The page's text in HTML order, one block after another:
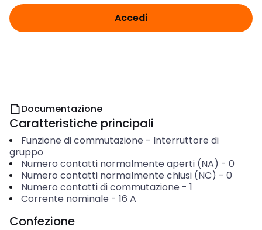
Accedi
Documentazione
Caratteristiche principali
Funzione di commutazione - Interruttore di
gruppo
Numero contatti normalmente aperti (NA) - 0
Numero contatti normalmente chiusi (NC) - 0
Numero contatti di commutazione - 1
Corrente nominale - 16 A
Confezione